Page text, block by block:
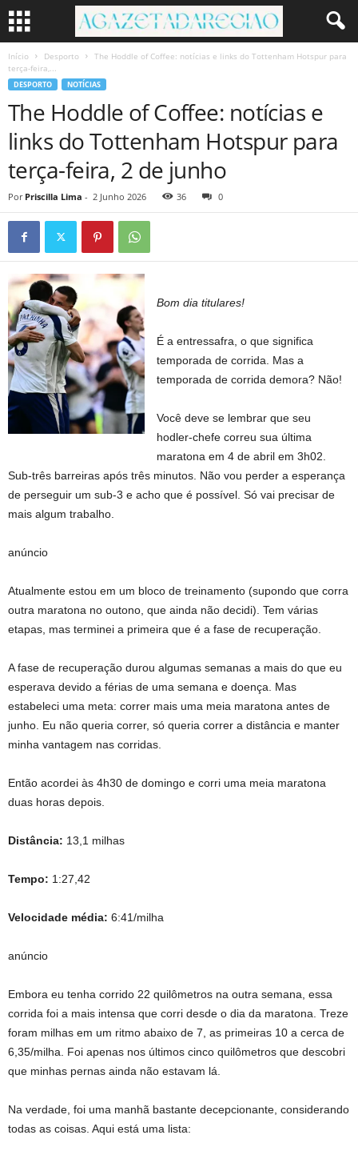
Início Desporto
The Hoddle of Coffee: notícias e links do Tottenham Hotspur para
terça-feira,...
DESPORTO NOTÍCIAS
The Hoddle of Coffee: notícias e
links do Tottenham Hotspur para
terça-feira, 2 de junho
Por Priscilla Lima - 2 Junho 2026 36 0
Bom dia titulares!
É a entressafra, o que significa
temporada de corrida. Mas a
temporada de corrida demora? Não!
Você deve se lembrar que seu
hodler-chefe correu sua última
maratona em 4 de abril em 3h02.
Sub-três barreiras após três minutos. Não vou perder a esperança
de perseguir um sub-3 e acho que é possível. Só vai precisar de
mais algum trabalho.
anúncio
Atualmente estou em um bloco de treinamento (supondo que corra
outra maratona no outono, que ainda não decidi). Tem várias
etapas, mas terminei a primeira que é a fase de recuperação.
A fase de recuperação durou algumas semanas a mais do que eu
esperava devido a férias de uma semana e doença. Mas
estabeleci uma meta: correr mais uma meia maratona antes de
junho. Eu não queria correr, só queria correr a distância e manter
minha vantagem nas corridas.
Então acordei às 4h30 de domingo e corri uma meia maratona
duas horas depois.
Distância: 13,1 milhas
Tempo: 1:27,42
Velocidade média: 6:41/milha
anúncio
Embora eu tenha corrido 22 quilômetros na outra semana, essa
corrida foi a mais intensa que corri desde o dia da maratona. Treze
foram milhas em um ritmo abaixo de 7, as primeiras 10 a cerca de
6,35/milha. Foi apenas nos últimos cinco quilômetros que descobri
que minhas pernas ainda não estavam lá.
Na verdade, foi uma manhã bastante decepcionante, considerando
todas as coisas. Aqui está uma lista: